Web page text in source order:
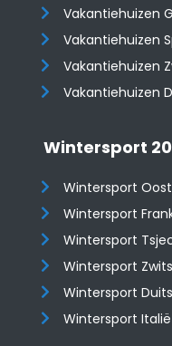
Vakantiehuizen
Vakantiehuizen
​​​​​​​Vakantiehuizen
Vakantiehuizen
Wintersport
Wintersport
Wintersport
Wintersport
Wintersport
Wintersport
Wintersport Italië